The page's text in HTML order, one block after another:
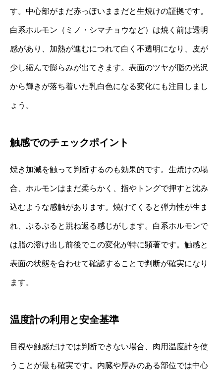
す。中心部がまだ赤っぽいままだと生焼けの証拠です。
白系ホルモン（ミノ・シマチョウなど）は焼く前は透明
感があり、加熱が進むにつれて白く不透明になり、皮が
少し縮んで膨らみが出てきます。表面のツヤが脂の光沢
から輝きが落ち着いた乳白色になる変化にも注目しまし
ょう。
触感でのチェックポイント
焼き加減を触って判断するのも効果的です。生焼けの場
合、ホルモンはまだ柔らかく、指やトングで押すと沈み
込むような感触があります。焼けてくると弾力性が生ま
れ、ぷるぷると跳ね返る感じがします。白系ホルモンで
は脂の溶け出し前後でこの変化が特に顕著です。触感と
表面の状態を合わせて確認することで判断が確実になり
ます。
温度計の利用と安全基準
目視や触感だけでは判断できない場合、肉用温度計を使
うことが最も確実です。内臓や厚みのある部位では中心